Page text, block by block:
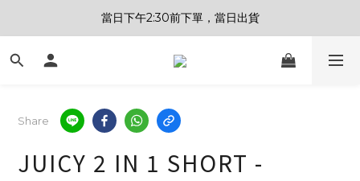
當日下午2:30前下單，當日出貨
Share
JUICY 2 IN 1 SHORT -